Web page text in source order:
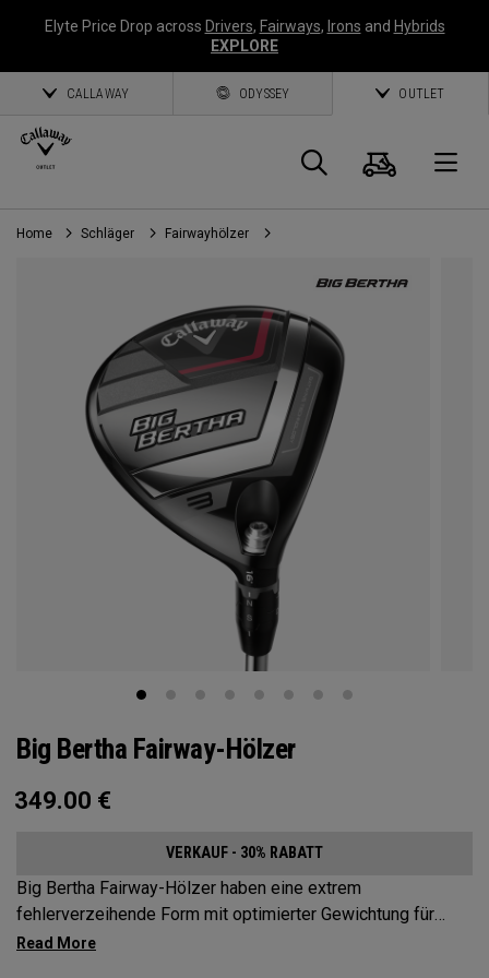
Elyte Price Drop across Drivers, Fairways, Irons and Hybrids
EXPLORE
CALLAWAY ODYSSEY OUTLET
Suche
Home Schläger Fairwayhölzer
Big Bertha Fairway-Hölzer
349.00 €
VERKAUF - 30% RABATT
Big Bertha Fairway-Hölzer haben eine extrem
fehlerverzeihende Form mit optimierter Gewichtung für
Spieler, die ihre Slices reduzieren und denen bei einer